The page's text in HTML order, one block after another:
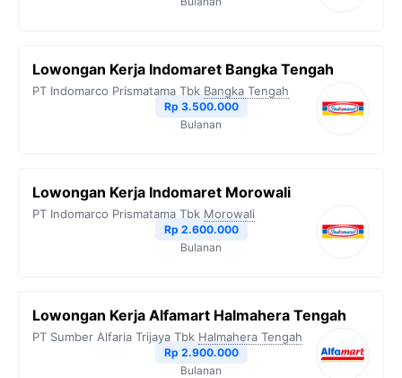
Lowongan Kerja Indomaret Bangka Tengah
PT Indomarco Prismatama Tbk Bangka Tengah
Rp 3.500.000
Bulanan
Lowongan Kerja Indomaret Morowali
PT Indomarco Prismatama Tbk Morowali
Rp 2.600.000
Bulanan
Lowongan Kerja Alfamart Halmahera Tengah
PT Sumber Alfaria Trijaya Tbk Halmahera Tengah
Rp 2.900.000
Bulanan